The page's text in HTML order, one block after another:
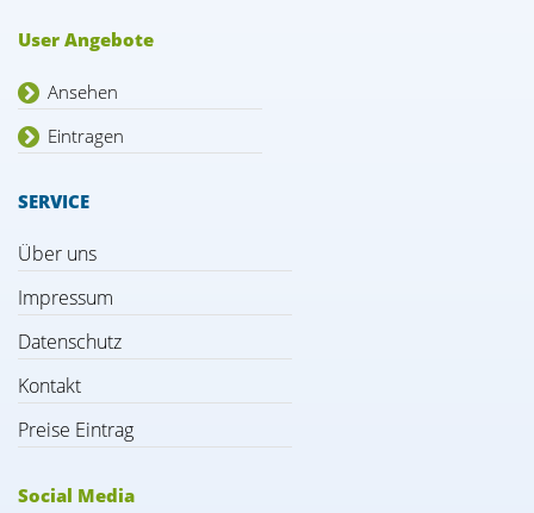
User Angebote
Ansehen
Eintragen
SERVICE
Über uns
Impressum
Datenschutz
Kontakt
Preise Eintrag
Social Media